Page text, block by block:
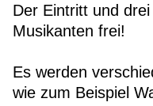
Der Eintritt und
Musikanten frei!
Es werden
wie zum Beispiel